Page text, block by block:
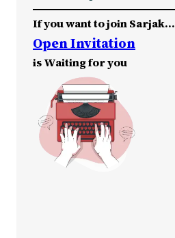
If you want to join Sarjak…
Open Invitation
is Waiting for you